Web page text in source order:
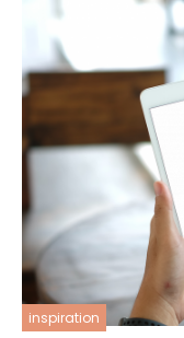
inspiration